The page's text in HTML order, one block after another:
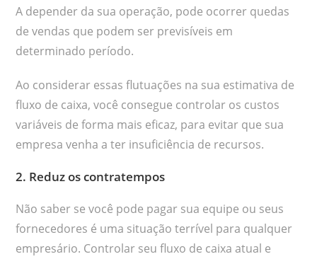
A depender da sua operação, pode ocorrer quedas
de vendas que podem ser previsíveis em
determinado período.
Ao considerar essas flutuações na sua estimativa de
fluxo de caixa, você consegue controlar os custos
variáveis de forma mais eficaz, para evitar que sua
empresa venha a ter insuficiência de recursos.
2. Reduz os contratempos
Não saber se você pode pagar sua equipe ou seus
fornecedores é uma situação terrível para qualquer
empresário. Controlar seu fluxo de caixa atual e